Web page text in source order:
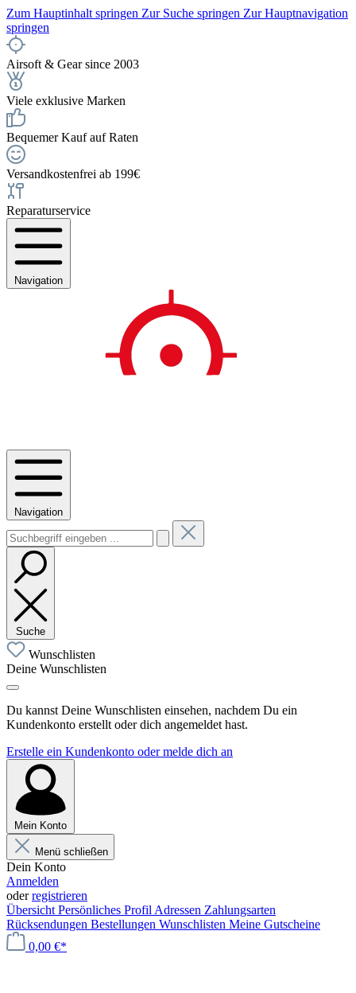
Zum Hauptinhalt springen Zur Suche springen Zur Hauptnavigation
springen
Airsoft & Gear since 2003
Viele exklusive Marken
Bequemer Kauf auf Raten
Versandkostenfrei ab 199€
Reparaturservice
Navigation
Navigation
Suche
Wunschlisten
Deine Wunschlisten
Du kannst Deine Wunschlisten einsehen, nachdem Du ein
Kundenkonto erstellt oder dich angemeldet hast.
Erstelle ein Kundenkonto oder melde dich an
Mein Konto
Menü schließen
Dein Konto
Anmelden
oderregistrieren
Übersicht Persönliches Profil Adressen Zahlungsarten
Rücksendungen Bestellungen Wunschlisten Meine Gutscheine
0,00 €*